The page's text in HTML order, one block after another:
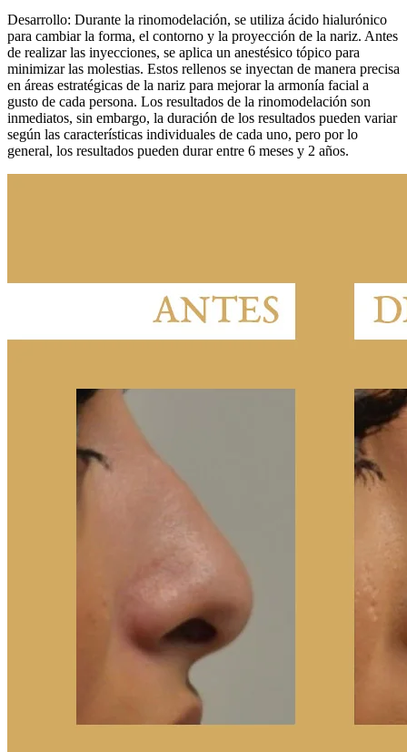
Desarrollo: Durante la rinomodelación, se utiliza ácido hialurónico
para cambiar la forma, el contorno y la proyección de la nariz. Antes
de realizar las inyecciones, se aplica un anestésico tópico para
minimizar las molestias. Estos rellenos se inyectan de manera precisa
en áreas estratégicas de la nariz para mejorar la armonía facial a
gusto de cada persona. Los resultados de la rinomodelación son
inmediatos, sin embargo, la duración de los resultados pueden variar
según las características individuales de cada uno, pero por lo
general, los resultados pueden durar entre 6 meses y 2 años.